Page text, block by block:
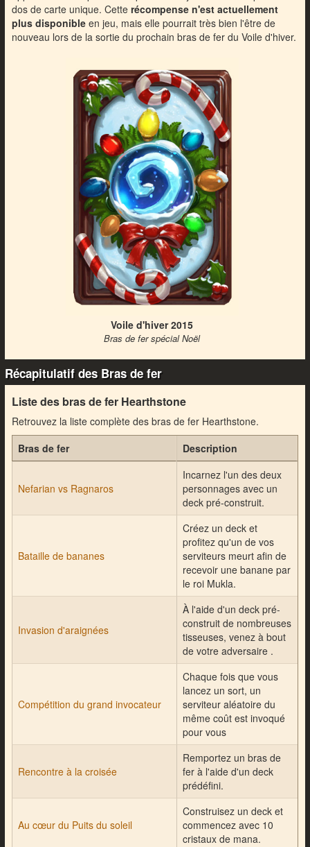
dos de carte unique. Cette récompense n'est actuellement
plus disponibleen jeu, mais elle pourrait très bien l'être de
nouveau lors de la sortie du prochain bras de fer du Voile d'hiver.
Voile d'hiver 2015
Bras de fer spécial Noël
Récapitulatif des Bras de fer
Liste des bras de fer Hearthstone
Retrouvez la liste complète des bras de fer Hearthstone.
Bras de fer
Description
Nefarian vs Ragnaros
Incarnez l'un des deux
personnages avec un
deck pré-construit.
Bataille de bananes
Créez un deck et
profitez qu'un de vos
serviteurs meurt afin de
recevoir une banane par
le roi Mukla.
Invasion d'araignées
À l'aide d'un deck pré-
construit de nombreuses
tisseuses, venez à bout
de votre adversaire .
Compétition du grand invocateur
Chaque fois que vous
lancez un sort, un
serviteur aléatoire du
même coût est invoqué
pour vous
Rencontre à la croisée
Remportez un bras de
fer à l'aide d'un deck
prédéfini.
Au cœur du Puits du soleil
Construisez un deck et
commencez avec 10
cristaux de mana.